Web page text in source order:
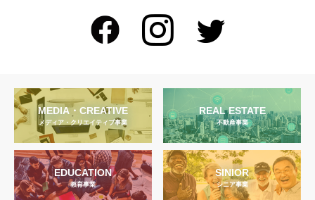
MEDIA・CREATIVE
メディア・クリエイティブ事業
REAL ESTATE
不動産事業
EDUCATION
教育事業
SINIOR
シニア事業